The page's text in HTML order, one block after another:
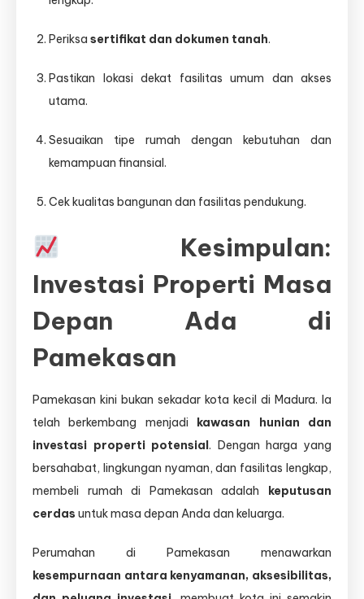
Periksa sertifikat dan dokumen tanah.
Pastikan lokasi dekat fasilitas umum dan akses
utama.
Sesuaikan tipe rumah dengan kebutuhan dan
kemampuan finansial.
Cek kualitas bangunan dan fasilitas pendukung.
Kesimpulan:
Investasi Properti Masa
Depan Ada di
Pamekasan
Pamekasan kini bukan sekadar kota kecil di Madura. Ia
telah berkembang menjadi kawasan hunian dan
investasi properti potensial. Dengan harga yang
bersahabat, lingkungan nyaman, dan fasilitas lengkap,
membeli rumah di Pamekasan adalah keputusan
cerdas untuk masa depan Anda dan keluarga.
Perumahan di Pamekasan menawarkan
kesempurnaan antara kenyamanan, aksesibilitas,